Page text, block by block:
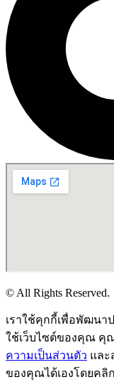
© All Rights Reserved.
เราใช้คุกกี้เพื่อพัฒน
ใช้เว็บไซต์ของคุณ คุ
ความเป็นส่วนตัว และ
ของคุณได้เองโดยคลิ